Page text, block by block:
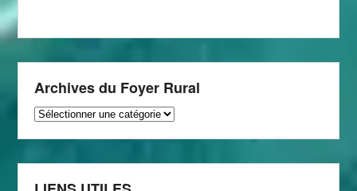
Archives du Foyer Rural
Archives
Rural